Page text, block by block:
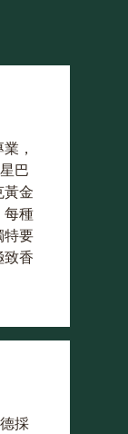
，
巴
黃金
每種
特要
致香
採